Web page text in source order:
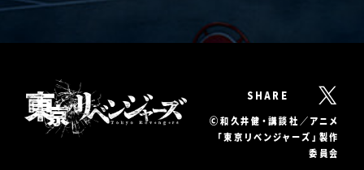
SHARE
Ⓒ和久井健・講談社／アニメ
「東京リベンジャーズ」製作
委員会